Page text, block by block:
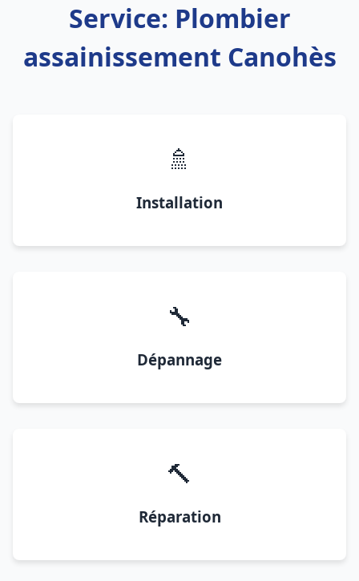
Service: Plombier
assainissement Canohès
🚿
Installation
🔧
Dépannage
🔨
Réparation